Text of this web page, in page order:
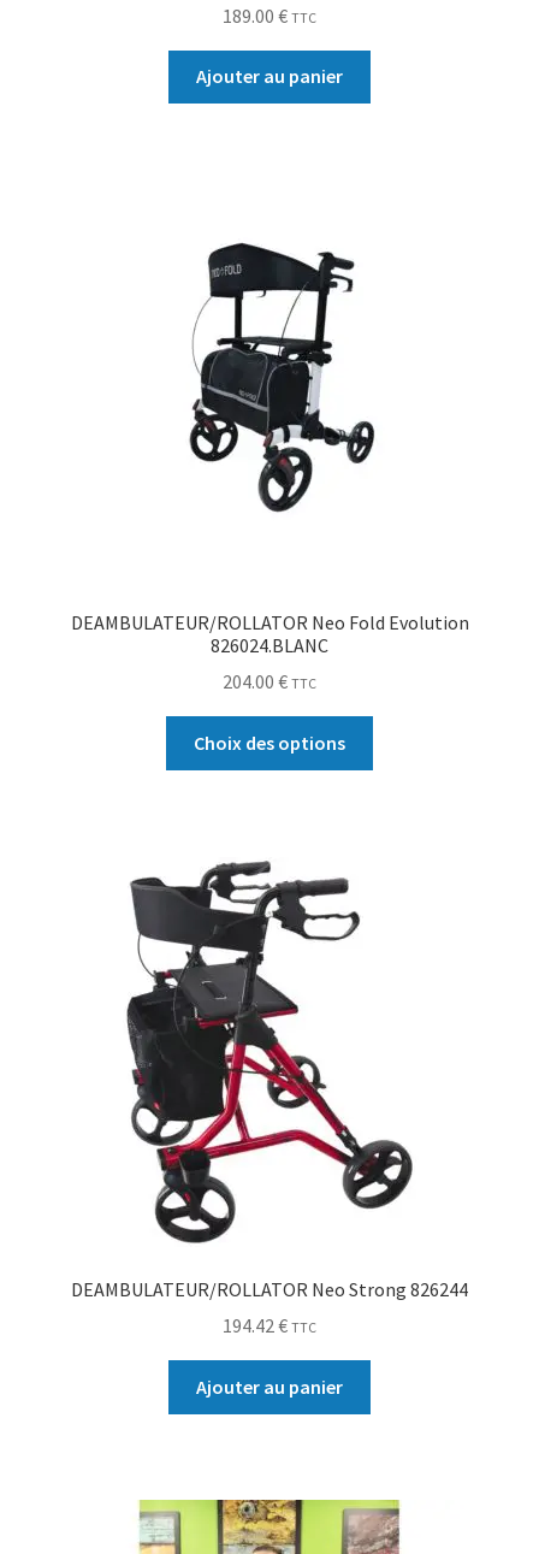
189.00 € TTC
Ajouter au panier
DEAMBULATEUR/ROLLATOR Neo Fold Evolution
826024.BLANC
204.00 € TTC
Choix des options
DEAMBULATEUR/ROLLATOR Neo Strong 826244
194.42€ TTC
Ajouter au panier